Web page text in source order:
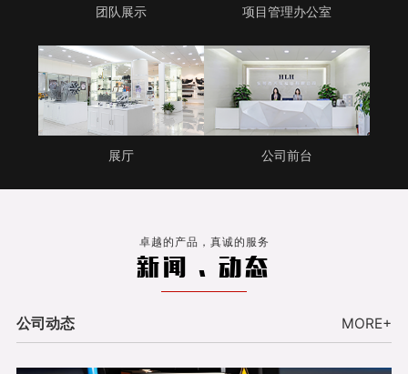
团队展示 项目管理办公室
展厅 公司前台
卓越的产品，真诚的服务
新闻 . 动态
公司动态 MORE+